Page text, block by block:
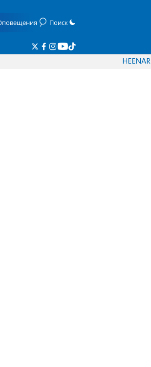
Поиск
HEENAR